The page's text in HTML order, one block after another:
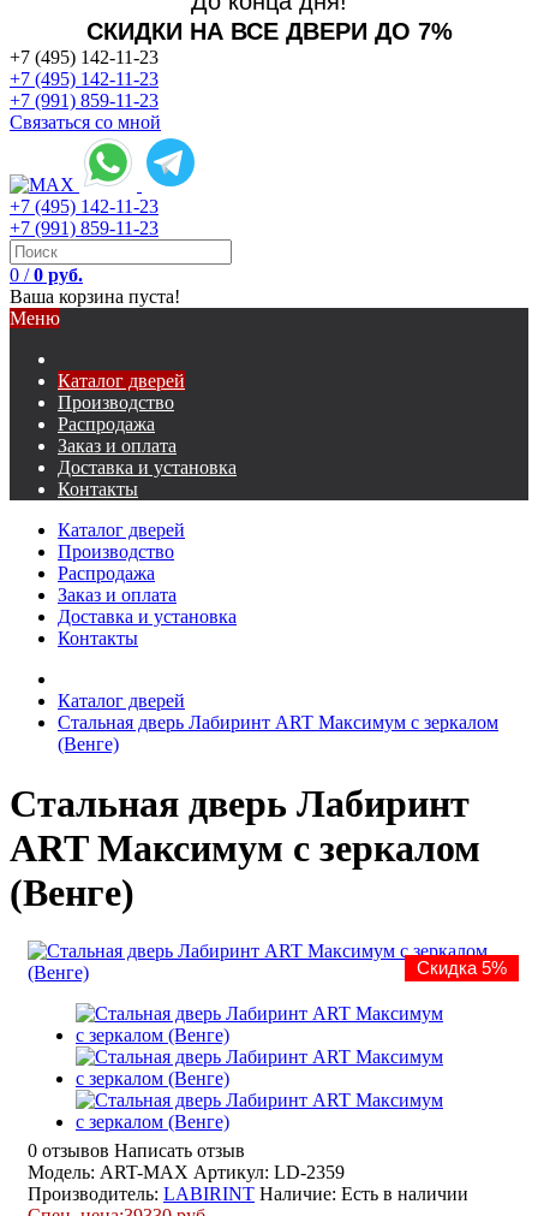
СКИДКИ НА ВСЕ ДВЕРИ ДО 7%
+7 (495) 142-11-23
+7 (495) 142-11-23
+7 (991) 859-11-23
Связаться со мной
+7 (495) 142-11-23
+7 (991) 859-11-23
0 / 0 руб.
Ваша корзина пуста!
Меню
Каталог дверей
Производство
Распродажа
Заказ и оплата
Доставка и установка
Контакты
Каталог дверей
Производство
Распродажа
Заказ и оплата
Доставка и установка
Контакты
Каталог дверей
Стальная дверь Лабиринт ART Максимум с зеркалом
(Венге)
Стальная дверь Лабиринт
ART Максимум с зеркалом
(Венге)
Скидка 5%
0 отзывов Написать отзыв
Модель: ART-MAX Артикул: LD-2359
Производитель: LABIRINT Наличие: Есть в наличии